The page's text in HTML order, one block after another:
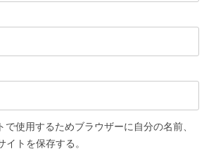
で使用するためブラウザーに自分の名前、
トを保存する。